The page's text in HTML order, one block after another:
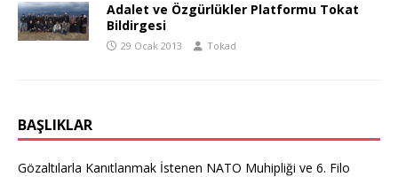
Adalet ve Özgürlükler Platformu Tokat
Bildirgesi
29 Ocak 2013 Tokad
BAŞLIKLAR
Gözaltılarla Kanıtlanmak İstenen NATO Muhipliği ve 6. Filo